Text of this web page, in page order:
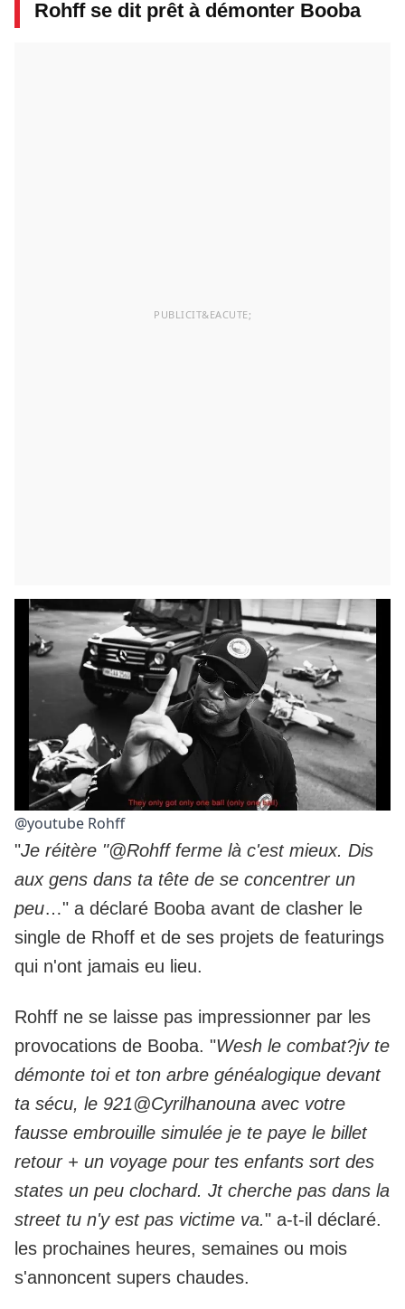
Rohff se dit prêt à démonter Booba
@youtube Rohff
"Je réitère "@Rohff ferme là c'est mieux. Dis
aux gens dans ta tête de se concentrer un
peu…" a déclaré Booba avant de clasher le
single de Rhoff et de ses projets de featurings
qui n'ont jamais eu lieu.
Rohff ne se laisse pas impressionner par les
provocations de Booba. "Wesh le combat?jv te
démonte toi et ton arbre généalogique devant
ta sécu, le 921@Cyrilhanouna avec votre
fausse embrouille simulée je te paye le billet
retour + un voyage pour tes enfants sort des
states un peu clochard. Jt cherche pas dans la
street tu n'y est pas victime va." a-t-il déclaré.
les prochaines heures, semaines ou mois
s'annoncent supers chaudes.